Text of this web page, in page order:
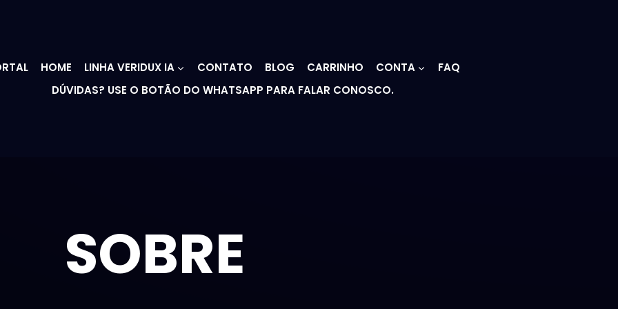
HOME LINHA VERIDUX IA CONTATO BLOG CARRINHO CONTA
FAQ
DÚVIDAS? USE O BOTÃO DO WHATSAPP PARA FALAR CONOSCO.
SOBRE